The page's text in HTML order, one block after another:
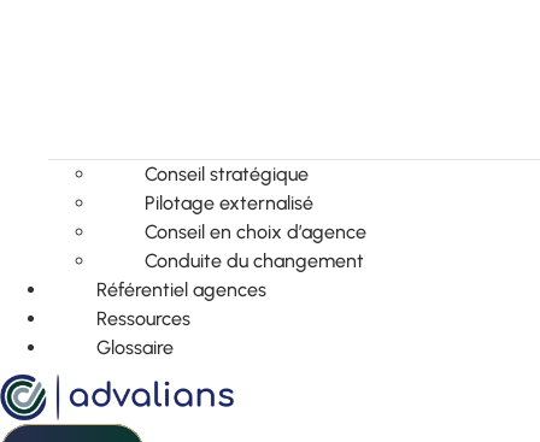
Conseil stratégique
Pilotage externalisé
Conseil en choix d’agence
Conduite du changement
Référentiel agences
Ressources
Glossaire